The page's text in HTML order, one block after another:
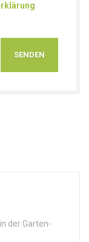
der Garten-